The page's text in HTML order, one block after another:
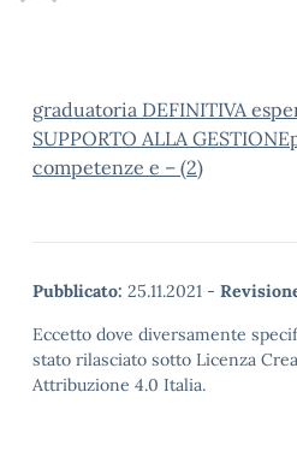
graduatoria DEFINITIVA
SUPPORTO ALLA
competenze e – (2)
Pubblicato: 25.11.2021 -
Eccetto dove diversamente
stato rilasciato sotto Licenza
Attribuzione 4.0 Italia.